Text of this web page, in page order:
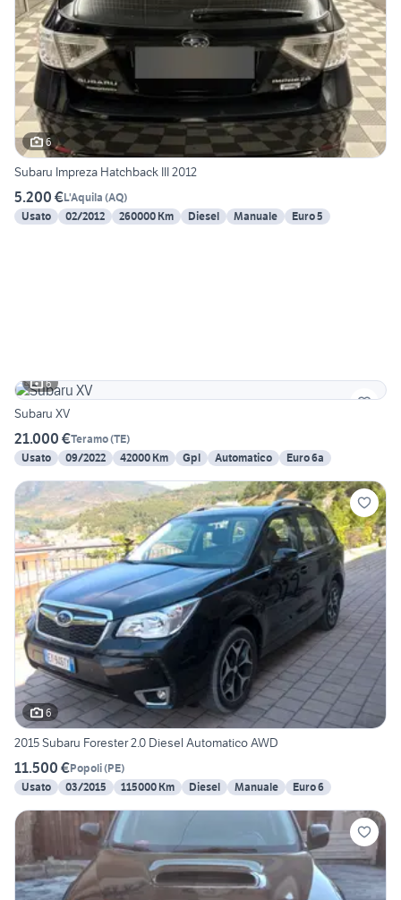
6
Subaru Impreza Hatchback III 2012
5.200 €L'Aquila (AQ)
Usato
02/2012 260000 Km Diesel Manuale Euro 5
6
Subaru XV
21.000 €Teramo(TE)
Usato
09/2022 42000 Km Gpl Automatico Euro 6a
6
2015 Subaru Forester 2.0 Diesel Automatico AWD
11.500 €Popoli(PE)
Usato
03/2015 115000 Km Diesel Manuale Euro 6